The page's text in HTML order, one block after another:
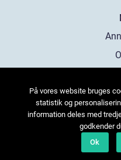
På vores website bruges
statistik og
information deles med
godkender
Ok